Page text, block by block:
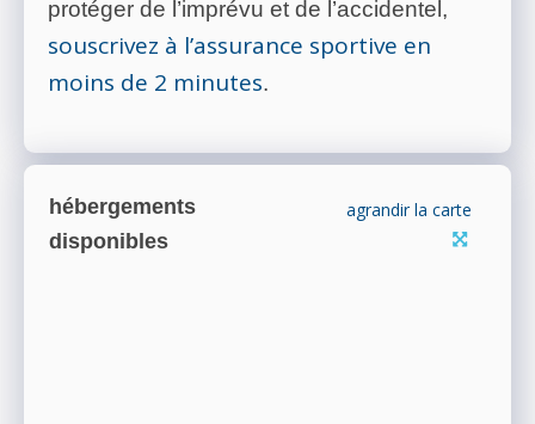
protéger de l’imprévu et de l’accidentel,
souscrivez à l’assurance sportive en
moins de 2 minutes.
hébergements
disponibles
agrandir la carte